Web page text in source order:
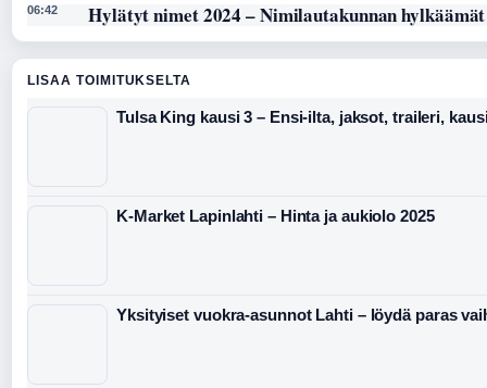
06:42 Hylätyt nimet 2024 – Nimilautakunnan
LISAA TOIMITUKSELTA
Tulsa King kausi 3 – Ensi-ilta, jaksot, traileri,
K-Market Lapinlahti – Hinta ja aukiolo 2025
Yksityiset vuokra-asunnot Lahti – löydä paras